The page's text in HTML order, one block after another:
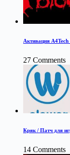
Активация
27 Comments
Кряк / Патч для
14 Comments